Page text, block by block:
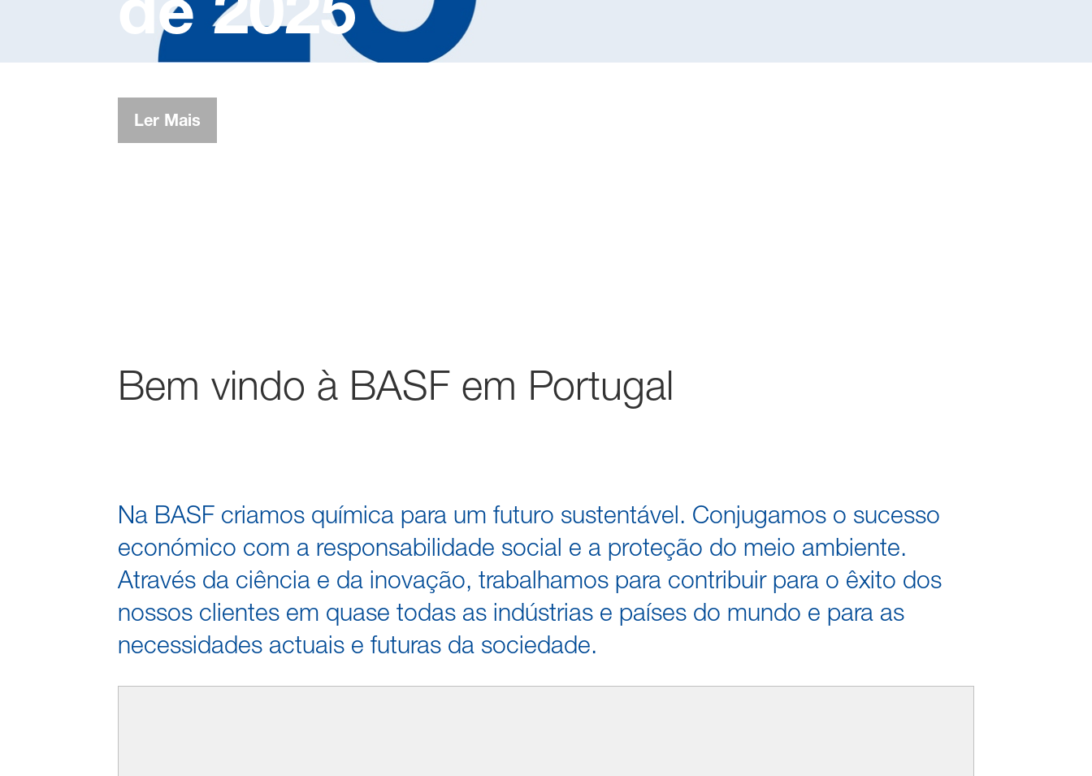
Ler Mais
Bem vindo à BASF em Portugal
Na BASF criamos química para um futuro sustentável. Conjugamos o sucesso
económico com a responsabilidade social e a proteção do meio ambiente.
Através da ciência e da inovação, trabalhamos para contribuir para o êxito dos
nossos clientes em quase todas as indústrias e países do mundo e para as
necessidades actuais e futuras da sociedade.